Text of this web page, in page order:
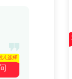
人选择